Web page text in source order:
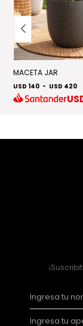
MACETA JAR
USD 140 - USD 420